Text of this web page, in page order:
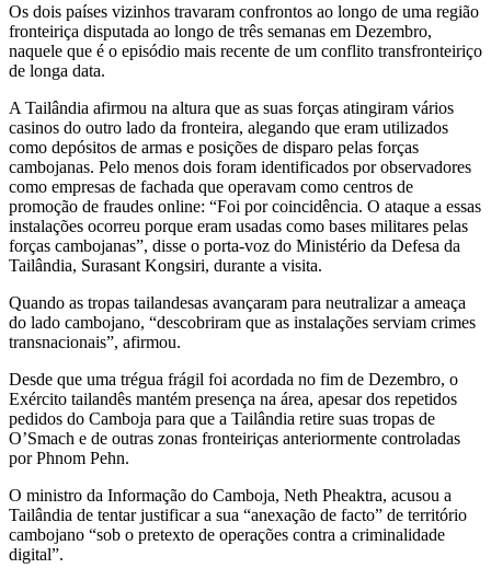
Os dois países vizinhos travaram confrontos ao longo de uma região
fronteiriça disputada ao longo de três semanas em Dezembro,
naquele que é o episódio mais recente de um conflito transfronteiriço
de longa data.
A Tailândia afirmou na altura que as suas forças atingiram vários
casinos do outro lado da fronteira, alegando que eram utilizados
como depósitos de armas e posições de disparo pelas forças
cambojanas. Pelo menos dois foram identificados por observadores
como empresas de fachada que operavam como centros de
promoção de fraudes online: “Foi por coincidência. O ataque a essas
instalações ocorreu porque eram usadas como bases militares pelas
forças cambojanas”, disse o porta-voz do Ministério da Defesa da
Tailândia, Surasant Kongsiri, durante a visita.
Quando as tropas tailandesas avançaram para neutralizar a ameaça
do lado cambojano, “descobriram que as instalações serviam crimes
transnacionais”, afirmou.
Desde que uma trégua frágil foi acordada no fim de Dezembro, o
Exército tailandês mantém presença na área, apesar dos repetidos
pedidos do Camboja para que a Tailândia retire suas tropas de
O’Smach e de outras zonas fronteiriças anteriormente controladas
por Phnom Pehn.
O ministro da Informação do Camboja, Neth Pheaktra, acusou a
Tailândia de tentar justificar a sua “anexação de facto” de território
cambojano “sob o pretexto de operações contra a criminalidade
digital”.